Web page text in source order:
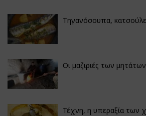
Τηγανόσουπα,
Οι μαζιριές των
Τέχνη, η υπεραξία των